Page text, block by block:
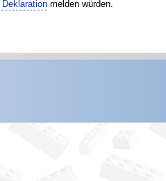
melden würden.